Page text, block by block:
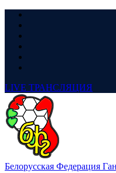
LIVE ТРАНСЛЯЦИЯ
Белорусская Федерация